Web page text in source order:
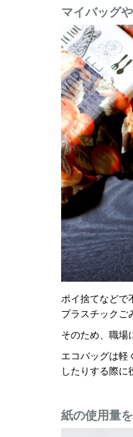
マイバッグ
ポイ捨てなどで
プラスチックご
そのため、職場
エコバッグは軽
したりする際に
紙の使用量